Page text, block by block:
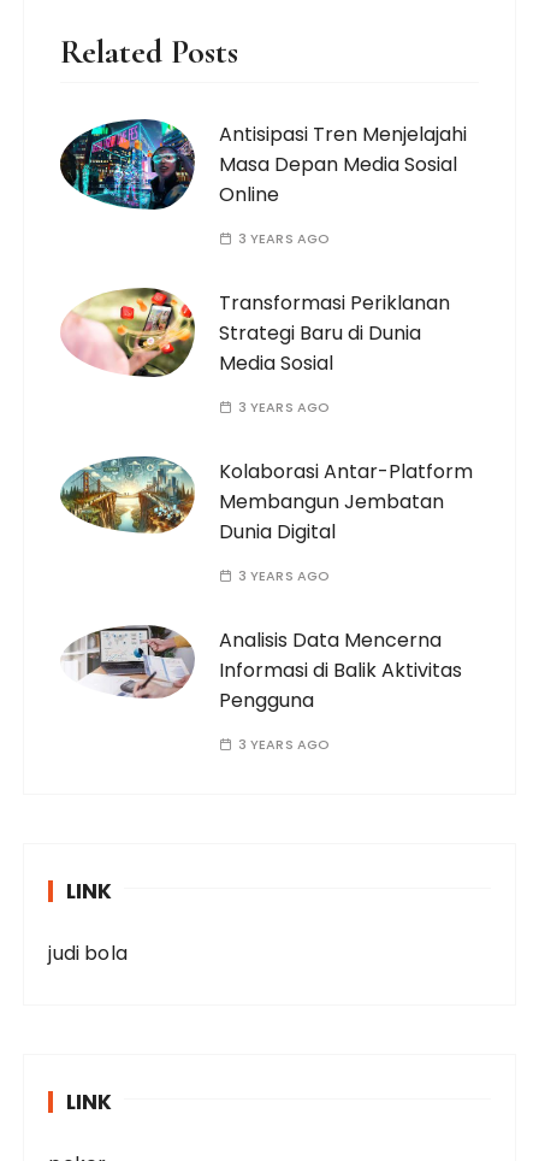
Related Posts
Antisipasi Tren Menjelajahi
Masa Depan Media Sosial
Online
3 YEARS AGO
Transformasi Periklanan
Strategi Baru di Dunia
Media Sosial
3 YEARS AGO
Kolaborasi Antar-Platform
Membangun Jembatan
Dunia Digital
3 YEARS AGO
Analisis Data Mencerna
Informasi di Balik Aktivitas
Pengguna
3 YEARS AGO
LINK
judi bola
LINK